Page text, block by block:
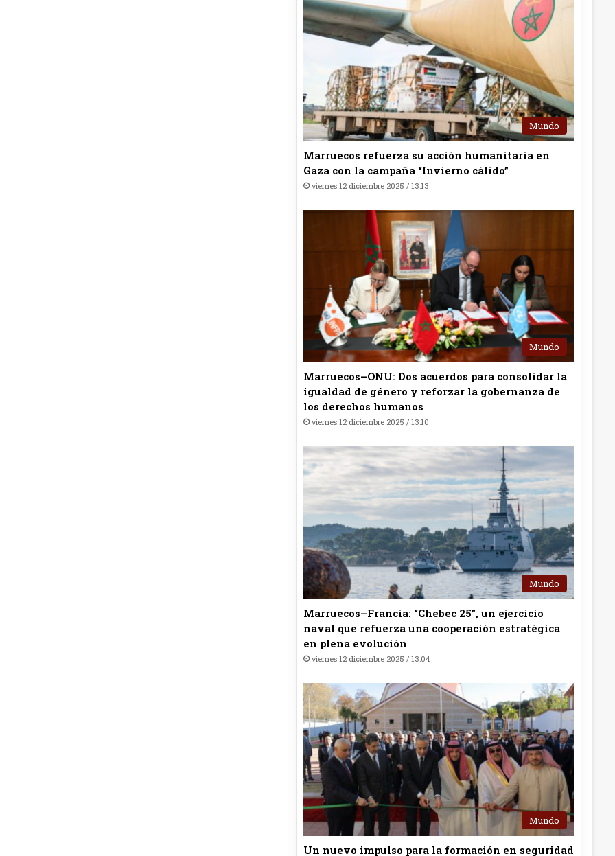
Mundo
Marruecos refuerza su acción humanitaria en
Gaza con la campaña “Invierno cálido”
viernes 12 diciembre 2025 / 13:13
Mundo
Marruecos–ONU: Dos acuerdos para consolidar la
igualdad de género y reforzar la gobernanza de
los derechos humanos
viernes 12 diciembre 2025 / 13:10
Mundo
Marruecos–Francia: “Chebec 25”, un ejercicio
naval que refuerza una cooperación estratégica
en plena evolución
viernes 12 diciembre 2025 / 13:04
Mundo
Un nuevo impulso para la formación en seguridad